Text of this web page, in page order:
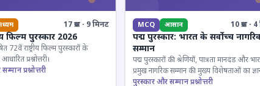
17 प्रश्न · 9 मिनट
फिल्म पुरस्कार 2026
72वें राष्ट्रीय फिल्म पुरस्कारों के
प्रश्नोत्तरी।
प्रश्नोत्तरी
MCQ आसान 10 प्रश्न ·
पद्म पुरस्कार: भारत के सर्वोच्च
सम्मान
पद्म पुरस्कारों की श्रेणियों, पात्रता मानदंड और
प्रमुख नागरिक सम्मान की मुख्य विशेषताओं का
परखें।
पुरस्कार और सम्मान प्रश्नोत्तरी